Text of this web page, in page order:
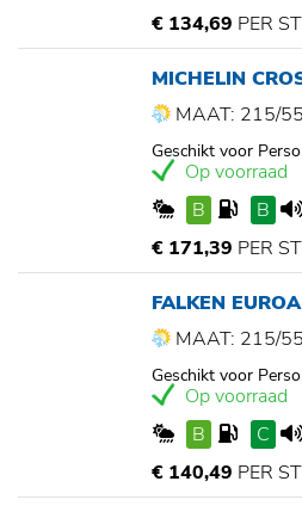
€ 134,69 PER
MICHELIN
MAAT: 215/
Geschikt voor
Op voorraad
B
B
€ 171,39 PER
FALKEN
MAAT: 215/
Geschikt voor
Op voorraad
B
C
€ 140,49 PER